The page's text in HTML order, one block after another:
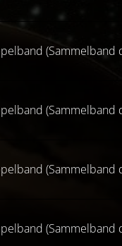
(Sammelband
(Sammelband
(Sammelband
(Sammelband